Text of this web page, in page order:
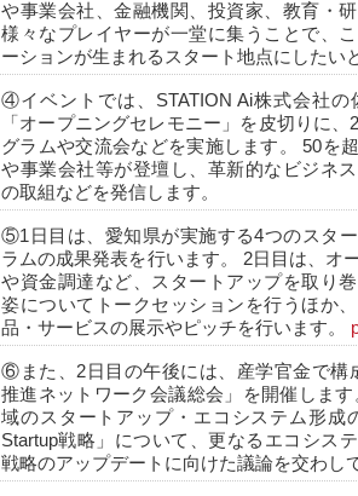
や事業会社、金融機関、投資家、教育・
様々なプレイヤーが一堂に集うことで、
ーションが生まれるスタート地点にしたい
④イベントでは、STATION Ai株式会社の
「オープニングセレモニー」を皮切りに
グラムや交流会などを実施します。 50を
や事業会社等が登壇し、革新的なビジネ
の取組などを発信します。
⑤1日目は、愛知県が実施する4つのスタ
ラムの成果発表を行います。 2日目は、オ
や資金調達など、スタートアップを取り
姿についてトークセッションを行うほか
品・サービスの展示やピッチを行います。
⑥また、2日目の午後には、産学官金で構
推進ネットワーク会議総会」を開催しま
域のスタートアップ・エコシステム形成
Startup戦略」について、更なるエコシス
戦略のアップデートに向けた議論を交わし